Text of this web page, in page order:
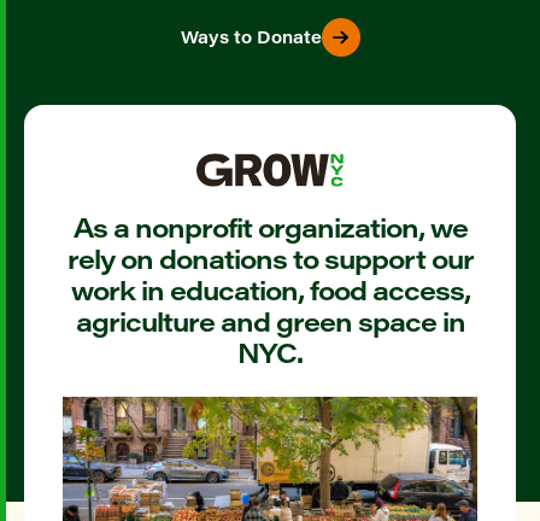
Ways to Donate
As a nonprofit organization, we
rely on donations to support our
work in education, food access,
agriculture and green space in
NYC.